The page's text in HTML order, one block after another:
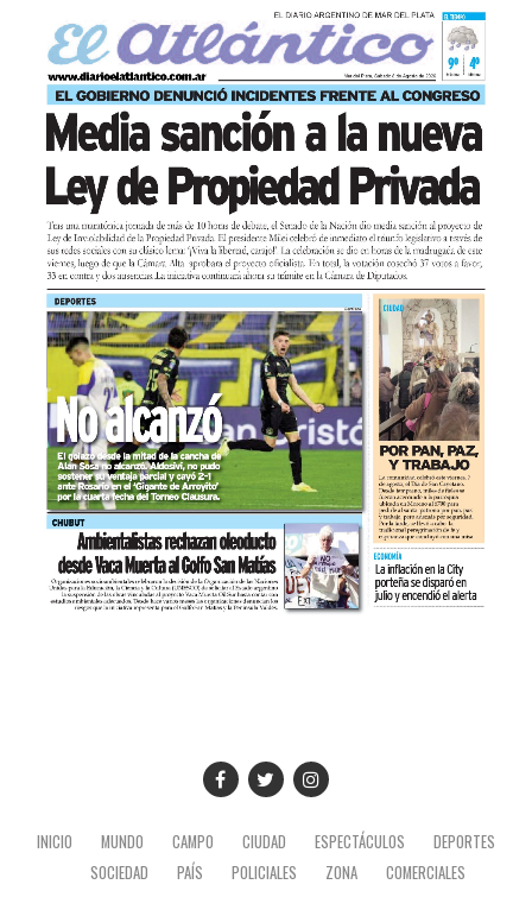
INICIO MUNDO CAMPO CIUDAD ESPECTÁCULOS
DEPORTES
SOCIEDAD
PAÍS POLICIALES ZONA COMERCIALES